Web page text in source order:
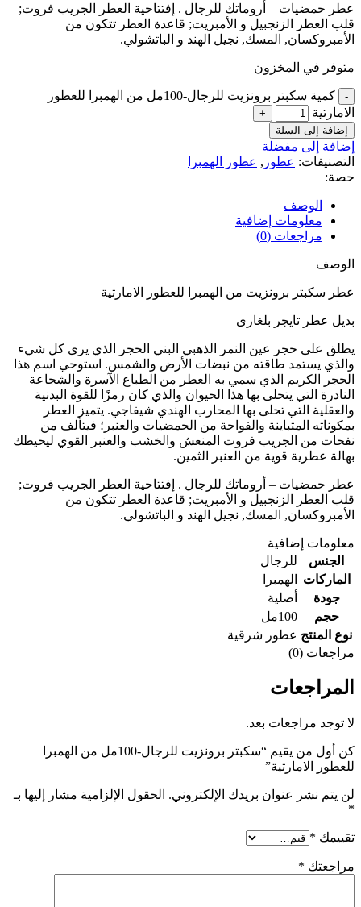
عطر حمضيات – أروماتك للرجال . إفتتاحية العطر الجريب فروت;
قلب العطر الزنجبيل و الأمبريت; قاعدة العطر تتكون من
الأمبروكسان, المسك, نجيل الهند و الباتشولي.
متوفر في المخزون
كمية سكبتر برونزيت للرجال-100مل من الهمبرا للعطور
الامارتية
إضافة إلى السلة
إضافة إلى مفضلة
التصنيفات: عطور , عطور الهمبرا
حصة:
الوصف
معلومات إضافية
مراجعات (0)
الوصف
عطر سكبتر برونزيت من الهمبرا للعطور الامارتية
بديل عطر تايجر بلغارى
يطلق على حجر عين النمر الذهبي البني الحجر الذي يرى كل شيء
والذي يستمد طاقته من نبضات الأرض والشمس. استوحي اسم هذا
الحجر الكريم الذي سمي به العطر من الطباع الآسرة والشجاعة
النادرة التي يتحلى بها هذا الحيوان والذي كان رمزًا للقوة البدنية
والعقلية التي تحلى بها المحارب الهندي شيفاجي. يتميز العطر
بمكوناته المتباينة والفواحة من الحمضيات والعنبر؛ فيتألف من
نفحات من الجريب فروت المنعش والخشب والعنبر القوي ليحيطك
بهالة عطرية قوية من العنبر الثمين.
عطر حمضيات – أروماتك للرجال . إفتتاحية العطر الجريب فروت;
قلب العطر الزنجبيل و الأمبريت; قاعدة العطر تتكون من
الأمبروكسان, المسك, نجيل الهند و الباتشولي.
معلومات إضافية
الجنس
للرجال
الماركات
الهمبرا
جودة
أصلية
حجم
100مل
نوع المنتج عطور شرقية
مراجعات (0)
المراجعات
لا توجد مراجعات بعد.
كن أول من يقيم “سكبتر برونزيت للرجال-100مل من الهمبرا
للعطور الامارتية”
لن يتم نشر عنوان بريدك الإلكتروني. الحقول الإلزامية مشار إليها بـ
*
تقييمك *
مراجعتك *